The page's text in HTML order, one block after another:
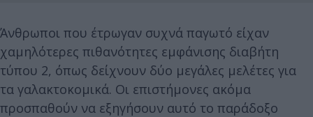
Άνθρωποι που έτρωγαν συχνά παγωτό είχαν
χαμηλότερες πιθανότητες εμφάνισης διαβήτη
τύπου 2, όπως δείχνουν δύο μεγάλες μελέτες για
τα γαλακτοκομικά. Οι επιστήμονες ακόμα
προσπαθούν να εξηγήσουν αυτό το παράδοξο